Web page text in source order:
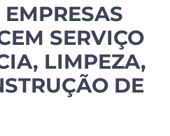
SERVIÇO
LIMPEZA,
DE